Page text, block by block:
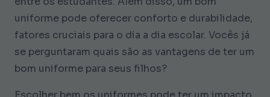
uniforme pode oferecer conforto e durabilidade,
fatores cruciais para o dia a dia escolar. Vocês já
se perguntaram quais são as vantagens de ter um
bom uniforme para seus filhos?